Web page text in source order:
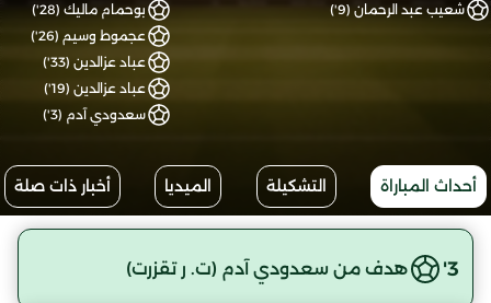
شعيب عبد الرحمان (9')
بوحمام ماليك (28')
عجموط وسيم (26')
عباد عزالدين (33')
عباد عزالدين (19')
سعدودي آدم (3')
أحداث المباراة التشكيلة الميديا أخبار ذات صلة
3' هدف من سعدودي آدم (ت. ر تقزرت)